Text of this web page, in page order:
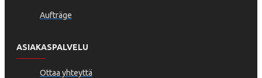
Aufträge
ASIAKASPALVELU
Ottaa yhteyttä